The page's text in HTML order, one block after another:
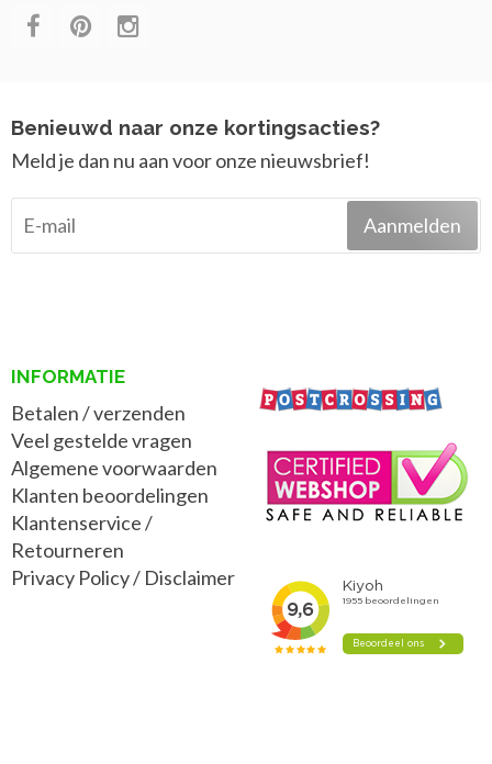
Benieuwd naar onze kortingsacties?
Meld je dan nu aan voor onze nieuwsbrief!
Aanmelden
INFORMATIE
Betalen / verzenden
Veel gestelde vragen
Algemene voorwaarden
Klanten beoordelingen
Klantenservice /
Retourneren
Privacy Policy/ Disclaimer